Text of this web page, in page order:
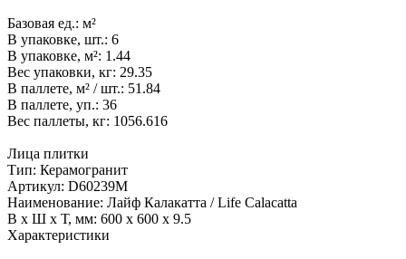
Базовая ед.: м²
В упаковке, шт.: 6
В упаковке, м²: 1.44
Вес упаковки, кг: 29.35
В паллете, м² / шт.: 51.84
В паллете, уп.: 36
Вес паллеты, кг: 1056.616
Лица плитки
Тип: Керамогранит
Артикул: D60239M
Наименование: Лайф Калакатта / Life Calacatta
В x Ш x Т, мм: 600 x 600 x 9.5
Характеристики